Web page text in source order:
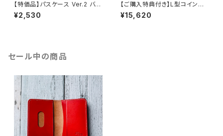
【特価品】パスケース Ver.2 バッ
カス（ スターブルー）（送料無料）
¥2,530
【ご購入特典付き】L型コインパ
ース《KLEUR》（ブラック）特別仕
様Ver.
¥15,620
セール中の商品